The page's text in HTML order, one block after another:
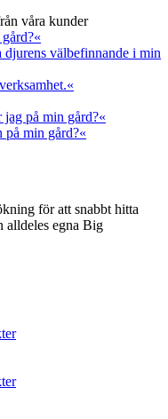
våra kunder
djurens välbefinnande i min
på min gård?«
min gård?«
för att snabbt hitta
alldeles egna Big